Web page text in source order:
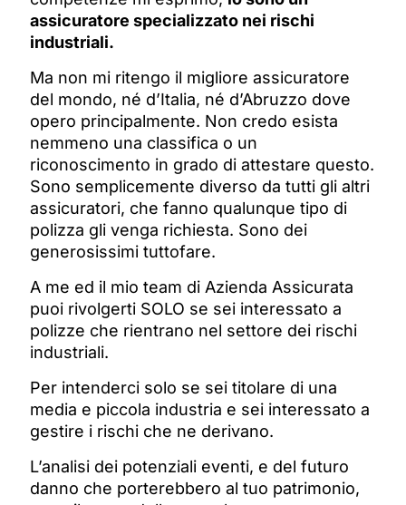
assicuratore specializzato nei rischi
industriali.
Ma non mi ritengo il migliore assicuratore
del mondo, né d’Italia, né d’Abruzzo dove
opero principalmente. Non credo esista
nemmeno una classifica o un
riconoscimento in grado di attestare questo.
Sono semplicemente diverso da tutti gli altri
assicuratori, che fanno qualunque tipo di
polizza gli venga richiesta. Sono dei
generosissimi tuttofare.
A me ed il mio team di Azienda Assicurata
puoi rivolgerti SOLO se sei interessato a
polizze che rientrano nel settore dei rischi
industriali.
Per intenderci solo se sei titolare di una
media e piccola industria e sei interessato a
gestire i rischi che ne derivano.
L’analisi dei potenziali eventi, e del futuro
danno che porterebbero al tuo patrimonio,